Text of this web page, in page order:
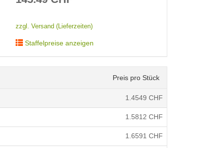
zzgl. Versand (Lieferzeiten)
Staffelpreise anzeigen
Preis pro Stück
1.4549 CHF
1.5812 CHF
1.6591 CHF